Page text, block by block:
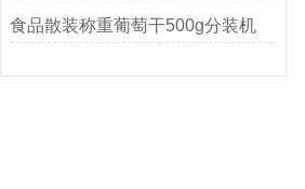
食品散装称重葡萄干500g分装机